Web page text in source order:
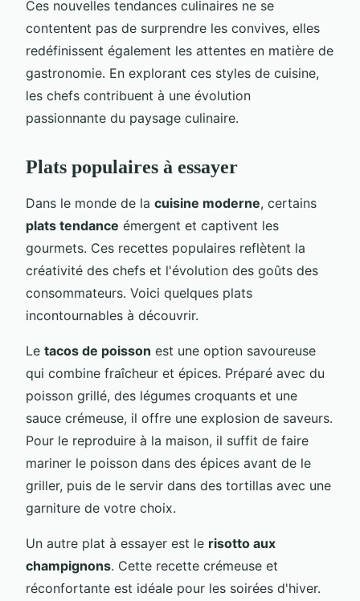
Ces nouvelles tendances culinaires ne se
contentent pas de surprendre les convives, elles
redéfinissent également les attentes en matière de
gastronomie. En explorant ces styles de cuisine,
les chefs contribuent à une évolution
passionnante du paysage culinaire.
Plats populaires à essayer
Dans le monde de la cuisine moderne, certains
plats tendance émergent et captivent les
gourmets. Ces recettes populaires reflètent la
créativité des chefs et l'évolution des goûts des
consommateurs. Voici quelques plats
incontournables à découvrir.
Le tacos de poisson est une option savoureuse
qui combine fraîcheur et épices. Préparé avec du
poisson grillé, des légumes croquants et une
sauce crémeuse, il offre une explosion de saveurs.
Pour le reproduire à la maison, il suffit de faire
mariner le poisson dans des épices avant de le
griller, puis de le servir dans des tortillas avec une
garniture de votre choix.
Un autre plat à essayer est le risotto aux
champignons. Cette recette crémeuse et
réconfortante est idéale pour les soirées d'hiver.